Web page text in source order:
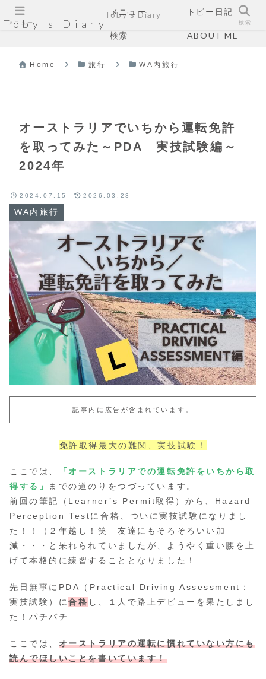
Toby's Diary
メニュー トビー日記
検索 ABOUT ME
Home 旅行 WA内旅行
オーストラリアでいちから運転免許
を取ってみた～PDA 実技試験編～
2024年
WA内旅行
2024.07.15 2026.03.23
記事内に広告が含まれています。
免許取得最大の難関、実技試験！
ここでは、
「オーストラリアでの運転免許をいちから取
得する」
までの道のりをつづっています。
前回の筆記（Learner’s Permit取得）から、Hazard
Perception Testに合格、ついに実技試験になりまし
た！！（２年越し！笑 友達にもそろそろいい加
減・・・と呆れられていましたが、ようやく重い腰を上
げて本格的に練習することとなりました！
先日無事にPDA（Practical Driving Assessment：
実技試験）に合格 し、１人で路上デビューを果たしまし
た！パチパチ
ここでは、 オーストラリアの運転に慣れていない方にも
読んでほしいことを書いています！
メニュー
Toby's Diary
検索